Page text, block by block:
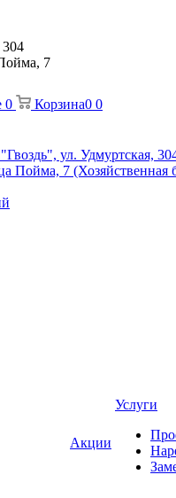
7
0 Корзина0 0
ул. Удмуртская,
Пойма, 7 (Хозяйственная
Акции
Услуги